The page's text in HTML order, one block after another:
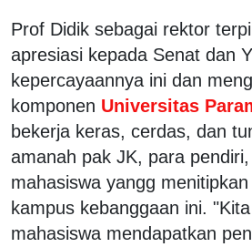
Prof Didik sebagai rektor
apresiasi kepada Senat dan
kepercayaannya ini dan
komponen Universitas
bekerja keras, cerdas, dan
amanah pak JK, para
mahasiswa yangg
kampus kebanggaan ini.
mahasiswa mendapatkan